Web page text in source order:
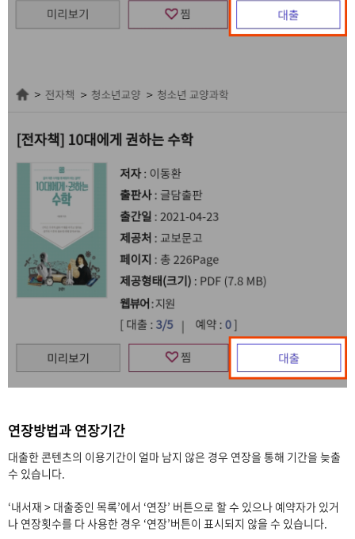
연장방법과 연장기간
대출한 콘텐츠의 이용기간이 얼마 남지 않은 경우 연장을 통해 기간을 늦출
수 있습니다.
‘내서재 > 대출중인 목록’에서 ‘연장’ 버튼으로 할 수 있으나 예약자가 있거
나 연장횟수를 다 사용한 경우 ‘연장’버튼이 표시되지 않을 수 있습니다.